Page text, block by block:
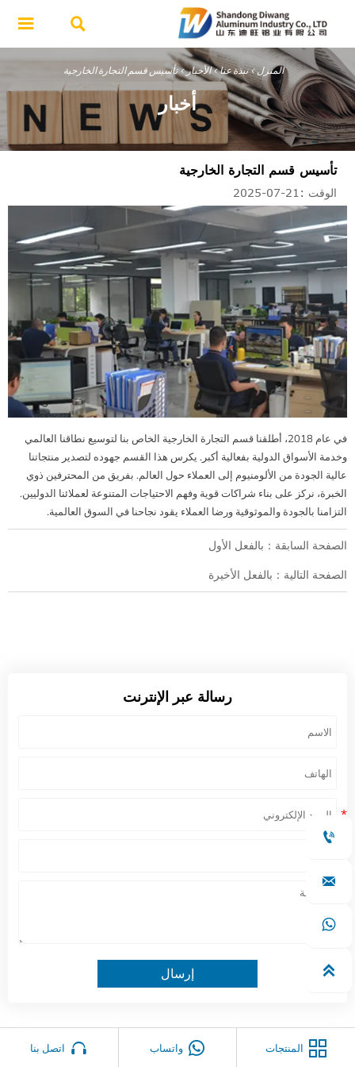


المنزل>نبذة عنا>الأخبار>تأسيس قسم التجارة الخارجية
أخبار
تأسيس قسم التجارة الخارجية
الوقت :21-07-2025
في عام 2018، أطلقنا قسم التجارة الخارجية الخاص بنا لتوسيع نطاقنا العالمي
وخدمة الأسواق الدولية بفعالية أكبر. يكرس هذا القسم جهوده لتصدير منتجاتنا
عالية الجودة من الألومنيوم إلى العملاء حول العالم. بفريق من المحترفين ذوي
الخبرة، نركز على بناء شراكات قوية وفهم الاحتياجات المتنوعة لعملائنا الدوليين.
التزامنا بالجودة والموثوقية ورضا العملاء يقود نجاحنا في السوق العالمية.
الصفحة السابقة：بالفعل الأول
الصفحة التالية：بالفعل الأخيرة
رسالة عبر الإنترنت
إرسال
 المنتجات  واتساب  اتصل بنا



